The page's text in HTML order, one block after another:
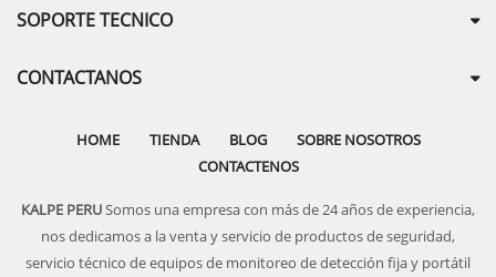
SOPORTE TECNICO
CONTACTANOS
HOME TIENDA BLOG
SOBRE NOSOTROS
CONTACTENOS
KALPE PERUSomos una empresa con más de 24 años de experiencia,
nos dedicamos a la venta y servicio de productos de seguridad,
servicio técnico de equipos de monitoreo de detección fija y portátil